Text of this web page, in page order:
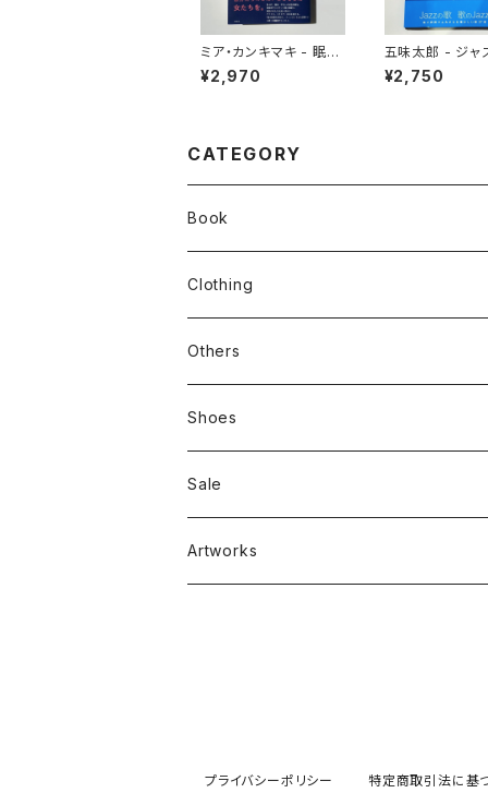
ミア・カンキマキ - 眠れ
ない夜に思う、憧れの女
たち
¥2,970
五味太郎 - ジャ
グブック
¥2,750
CATEGORY
Book
stacks
新刊本
Zine、Other
Clothing
Tees
Sweatshirts
Bag & Accessories
Others
Mixcd
RC SLUM / ROYALTY CLUB
雑貨
Shoes
Sale
Artworks
プライバシーポリシー 特定商取引法に基